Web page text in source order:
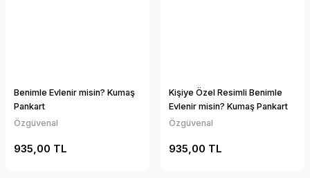
Benimle Evlenir misin? Kumaş
Pankart
Özgüvenal
935,00 TL
Kişiye Özel Resimli Benimle
Evlenir misin? Kumaş Pankart
Özgüvenal
935,00 TL